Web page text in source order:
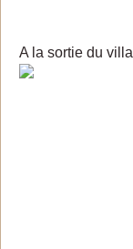
A la sortie du